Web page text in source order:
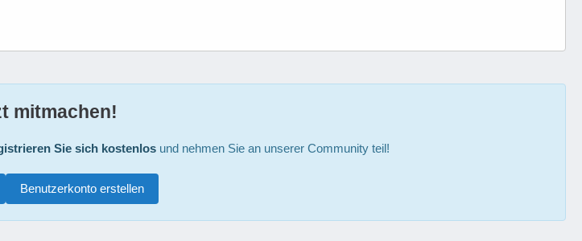
mitmachen!
Sie sich kostenlosund nehmen Sie an unserer Community teil!
Benutzerkonto erstellen